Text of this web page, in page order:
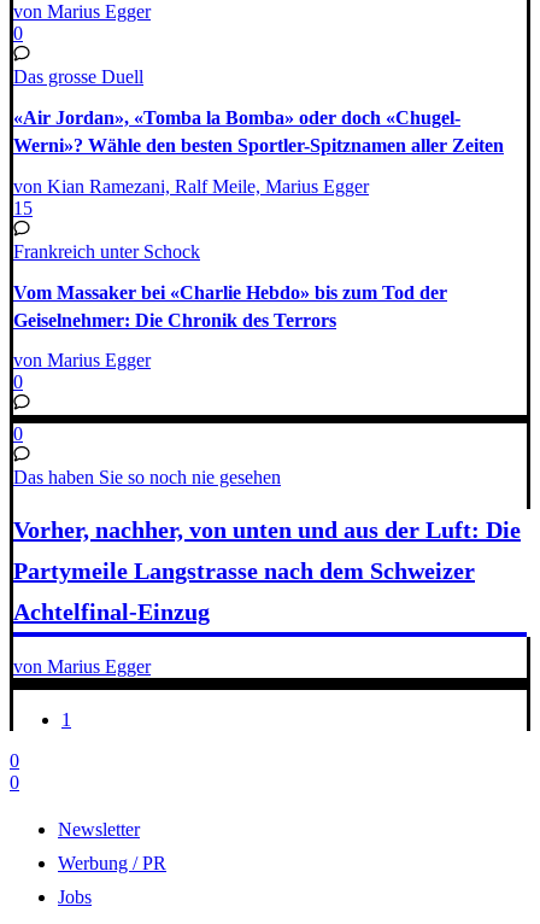
von Marius Egger
0
Das grosse Duell
«Air Jordan», «Tomba la Bomba» oder doch «Chugel-
Werni»? Wähle den besten Sportler-Spitznamen aller Zeiten
von Kian Ramezani, Ralf Meile, Marius Egger
15
Frankreich unter Schock
Vom Massaker bei «Charlie Hebdo» bis zum Tod der
Geiselnehmer: Die Chronik des Terrors
von Marius Egger
0
0
Das haben Sie so noch nie gesehen
Vorher, nachher, von unten und aus der Luft: Die
Partymeile Langstrasse nach dem Schweizer
Achtelfinal-Einzug
von Marius Egger
1
0
0
Newsletter
Werbung / PR
Jobs